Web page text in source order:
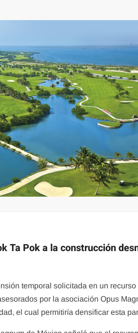
Ta Pok a la construcción
temporal solicitada en un
por la asociación Opus
el cual permitiría densificar esta